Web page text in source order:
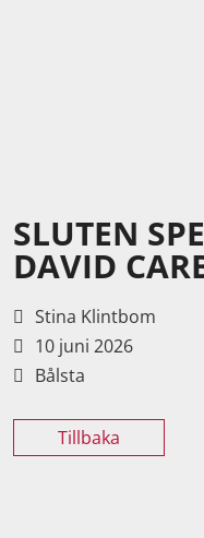
SLUTEN
DAVID
Stina Klintbom
10 juni 2026
Bålsta
Tillbaka